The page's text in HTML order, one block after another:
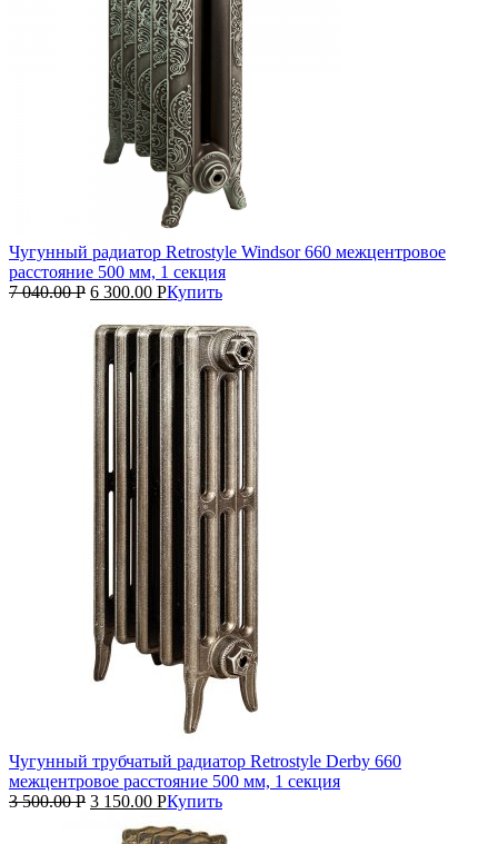
Чугунный радиатор Retrostyle Windsor 660 межцентровое
расстояние 500 мм, 1 секция
7 040.00Р 6 300.00 РКупить
Чугунный трубчатый радиатор Retrostyle Derby 660
межцентровое расстояние 500 мм, 1 секция
3 500.00Р 3 150.00 РКупить